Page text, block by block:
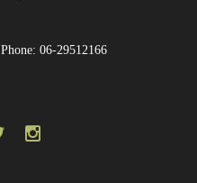
Phone: 06-29512166